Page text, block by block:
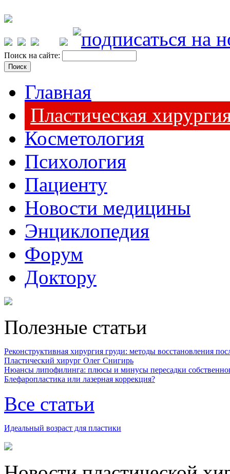
Поиск на сайте:
Главная
Пластическая
Косметология
Психология
Пациенту
Новости медицины
Энциклопедия
Форум
Доктору
Полезные статьи
Реконструктивная хирургия груди: методы восстановления
Пластический хирург Олег Снигирь
Нюансы липофилинга: плюсы и минусы пересадки
Блефаропластика или лазерная коррекция?
Все статьи
Идеальный возраст для пластики